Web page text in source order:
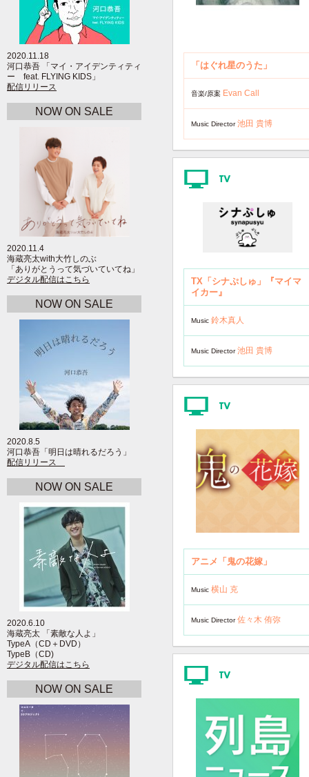
2020.11.18
河口恭吾 「マイ・アイデンティティ
ー feat. FLYING KIDS」
配信リリース
NOW ON SALE
2020.11.4
海蔵亮太with大竹しのぶ
「ありがとうって気づいていてね」
デジタル配信はこちら
NOW ON SALE
2020.8.5
河口恭吾「明日は晴れるだろう」
配信リリース
NOW ON SALE
2020.6.10
海蔵亮太 「素敵な人よ」
TypeA（CD＋DVD）
TypeB（CD)
デジタル配信はこちら
NOW ON SALE
「はぐれ星のうた」
音楽/原案 Evan Call
Music Director池田 貴博
TX「シナぷしゅ」『マイマ
イカー』
Music 鈴木真人
Music Director池田 貴博
アニメ「鬼の花嫁」
Music 横山 克
Music Director佐々木 侑弥